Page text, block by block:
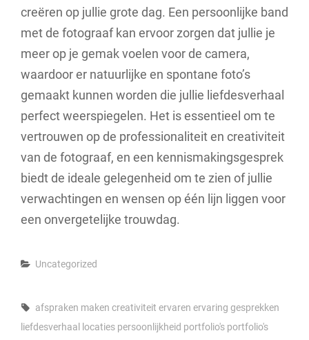
creëren op jullie grote dag. Een persoonlijke band
met de fotograaf kan ervoor zorgen dat jullie je
meer op je gemak voelen voor de camera,
waardoor er natuurlijke en spontane foto’s
gemaakt kunnen worden die jullie liefdesverhaal
perfect weerspiegelen. Het is essentieel om te
vertrouwen op de professionaliteit en creativiteit
van de fotograaf, en een kennismakingsgesprek
biedt de ideale gelegenheid om te zien of jullie
verwachtingen en wensen op één lijn liggen voor
een onvergetelijke trouwdag.
Categories
Uncategorized
Tags,
afspraken maken creativiteit ervaren ervaring gesprekken
liefdesverhaal
locaties persoonlijkheid portfolio's portfolio's